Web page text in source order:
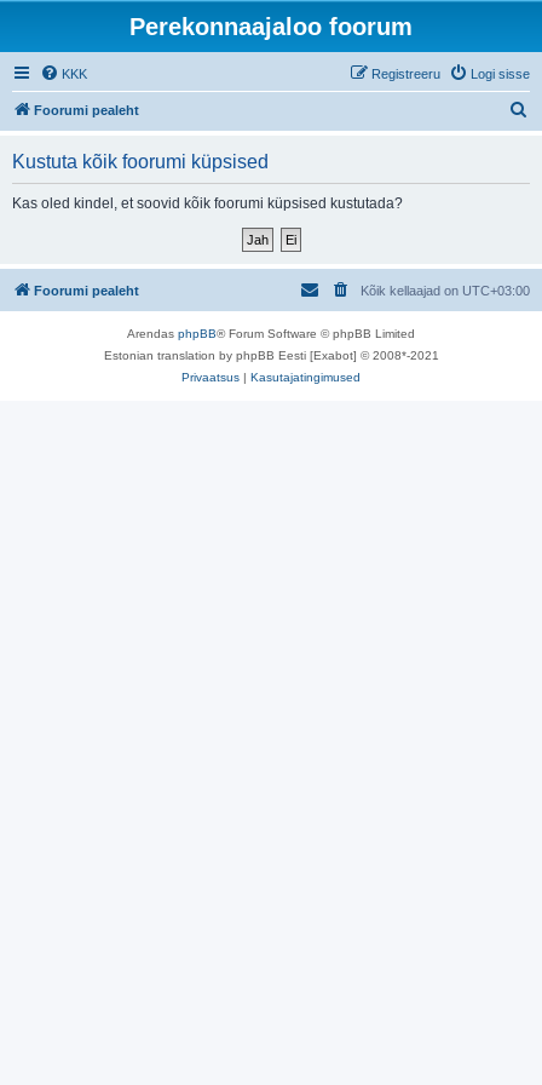
Perekonnaajaloo foorum
KKK Logi sisse
Registreeru
Foorumi pealeht
Kustuta kõik foorumi küpsised
Kas oled kindel, et soovid kõik foorumi küpsised kustutada?
Foorumi pealeht Kõik kellaajad on UTC+03:00
Arendas phpBB® Forum Software © phpBB Limited
Estonian translation by phpBB Eesti [Exabot] © 2008*-2021
Privaatsus | Kasutajatingimused